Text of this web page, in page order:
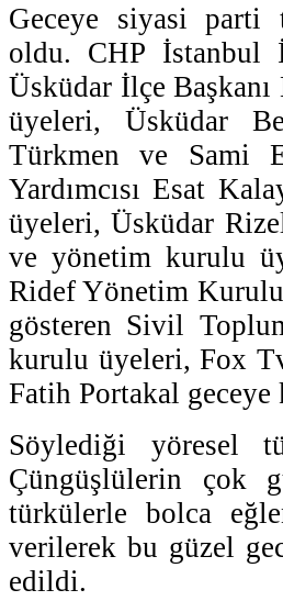
Geceye siyasi parti
oldu. CHP İstanbul
Üsküdar İlçe
üyeleri, Üsküdar
Türkmen ve Sami
Yardımcısı Esat
üyeleri, Üsküdar
ve yönetim kurulu
Ridef Yönetim
gösteren Sivil
kurulu üyeleri, Fox
Fatih Portakal geceye
Söylediği yöresel
Çüngüşlülerin çok
türkülerle bolca
verilerek bu güzel
edildi.